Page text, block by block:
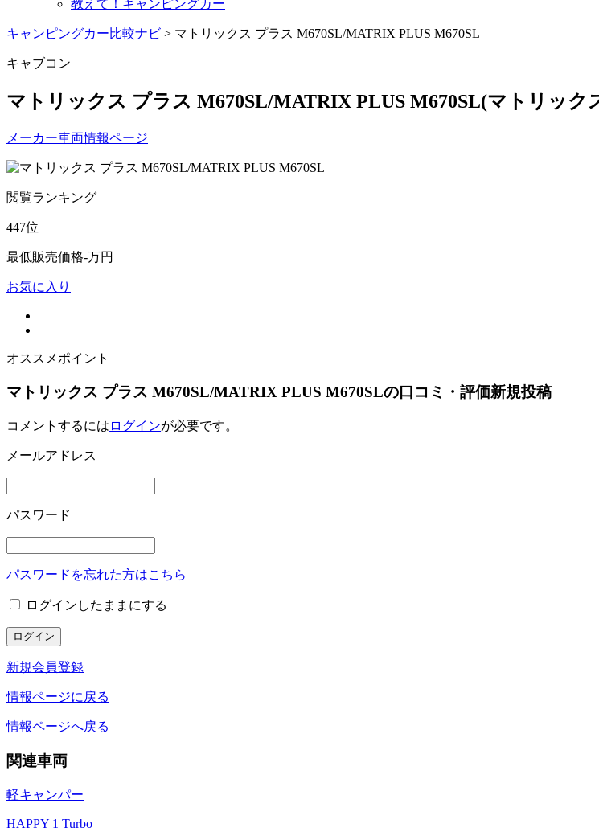
教えて！キャンピングカー
キャンピングカー比較ナビ > マトリックス プラス M670SL/MATRIX PLUS M670SL
キャブコン
マトリックス プラス M670SL/MATRIX PLUS M670SL(マトリック
メーカー車両情報ページ
閲覧ランキング
447位
最低販売価格-万円
お気に入り
オススメポイント
マトリックス プラス M670SL/MATRIX PLUS M670SLの口コミ・評価新規投稿
コメントするには ログインが必要です。
メールアドレス
パスワード
パスワードを忘れた方はこちら
ログインしたままにする
新規会員登録
情報ページに戻る
情報ページへ戻る
関連車両
軽キャンパー
HAPPY 1 Turbo